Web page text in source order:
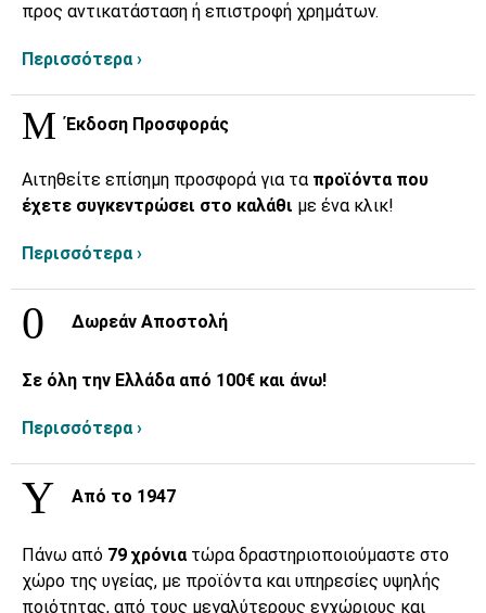
προς αντικατάσταση ή επιστροφή χρημάτων.
Περισσότερα ›
Έκδοση Προσφοράς
Αιτηθείτε επίσημη προσφορά για τα προϊόντα που
έχετε συγκεντρώσει στο καλάθι με ένα κλικ!
Περισσότερα ›
Δωρεάν Αποστολή
Σε όλη την Ελλάδα από 100€ και άνω!
Περισσότερα ›
Από το 1947
Πάνω από 79 χρόνια τώρα δραστηριοποιούμαστε στο
χώρο της υγείας, με προϊόντα και υπηρεσίες υψηλής
ποιότητας, από τους μεγαλύτερους εγχώριους και